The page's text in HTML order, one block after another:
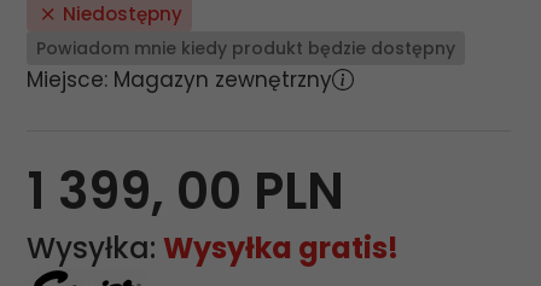
Niedostępny
Powiadom mnie kiedy produkt będzie dostępny
Miejsce: Magazyn zewnętrzny
1 399, 00 PLN
Wysyłka: Wysyłka gratis!